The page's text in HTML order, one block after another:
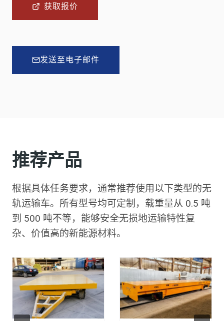
获取报价
发送至电子邮件
推荐产品
根据具体任务要求，通常推荐使用以下类型的无
轨运输车。所有型号均可定制，载重量从 0.5 吨
到 500 吨不等，能够安全无损地运输特性复
杂、价值高的新能源材料。